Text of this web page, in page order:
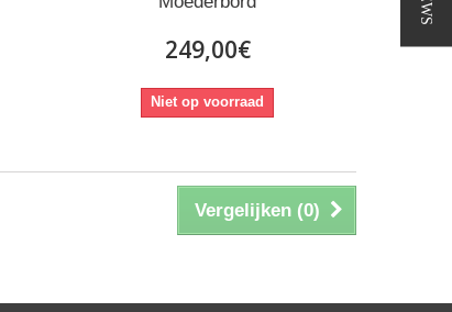
249,00€
Niet op voorraad
Vergelijken (0)